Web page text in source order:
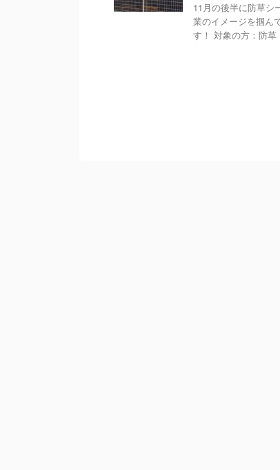
11月の後半に防草シ
業のイメージを掴ん
す！ 対象の方：防草